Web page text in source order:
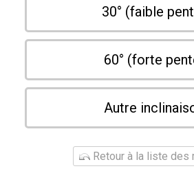
30° (faible
60° (forte
Autre
Retour à la liste des